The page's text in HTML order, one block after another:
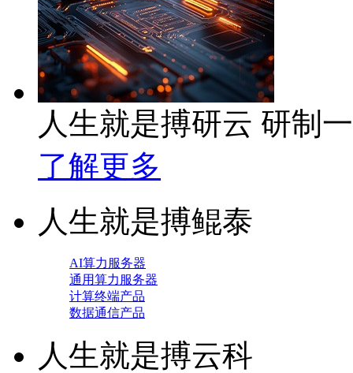
人生就是搏研云 研制
了解更多
人生就是搏鲲泰
AI算力服务器
通用算力服务器
计算终端产品
数据通信产品
人生就是搏云科